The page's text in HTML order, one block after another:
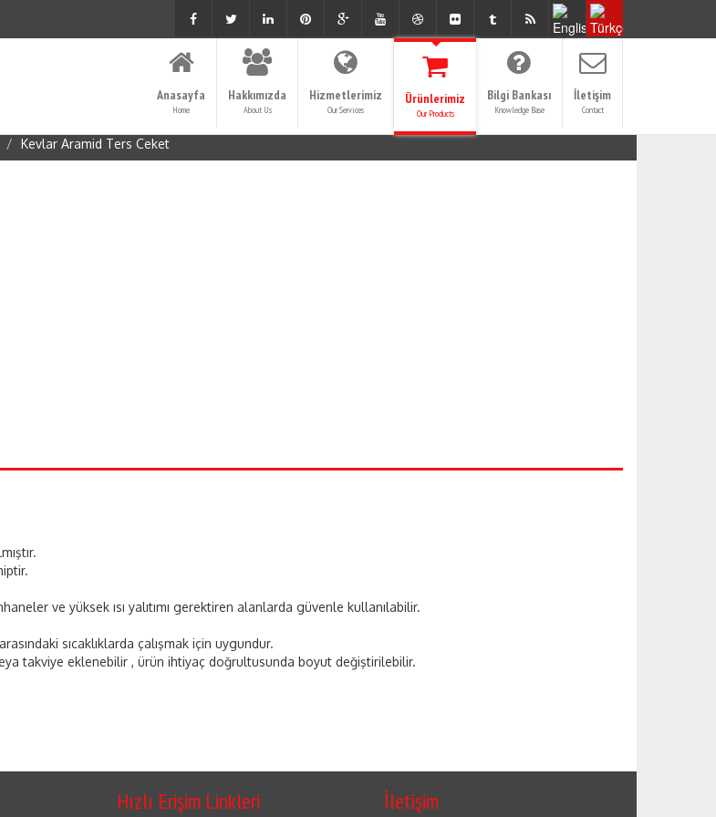
Anasayfa
Home
Hakkımızda
About Us
Hizmetlerimiz
Our Services
Ürünlerimiz
Our Products
Bilgi Bankası
Knowledge Base
İletişim
Contact
Kevlar Aramid Ters Ceket
ve yüksek ısı yalıtımı gerektiren alanlarda güvenle kullanılabilir.
sıcaklıklarda çalışmak için uygundur.
takviye eklenebilir , ürün ihtiyaç doğrultusunda boyut değiştirilebilir.
Hızlı Erişim Linkleri İletişim